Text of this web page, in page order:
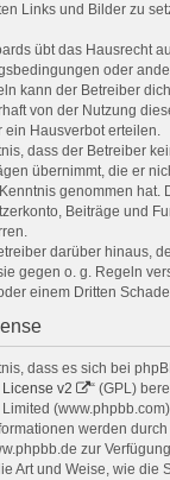
Links und Bilder zu
übt das Hausrecht
oder
kann der Betreiber
von der Nutzung
Hausverbot erteilen.
dass der Betreiber
übernimmt, die er
genommen hat.
Beiträge und
darüber hinaus,
gegen o. g. Regeln
einem Dritten
dass es sich bei
v2
“ (GPL)
werden
zur
Art und Weise, wie die